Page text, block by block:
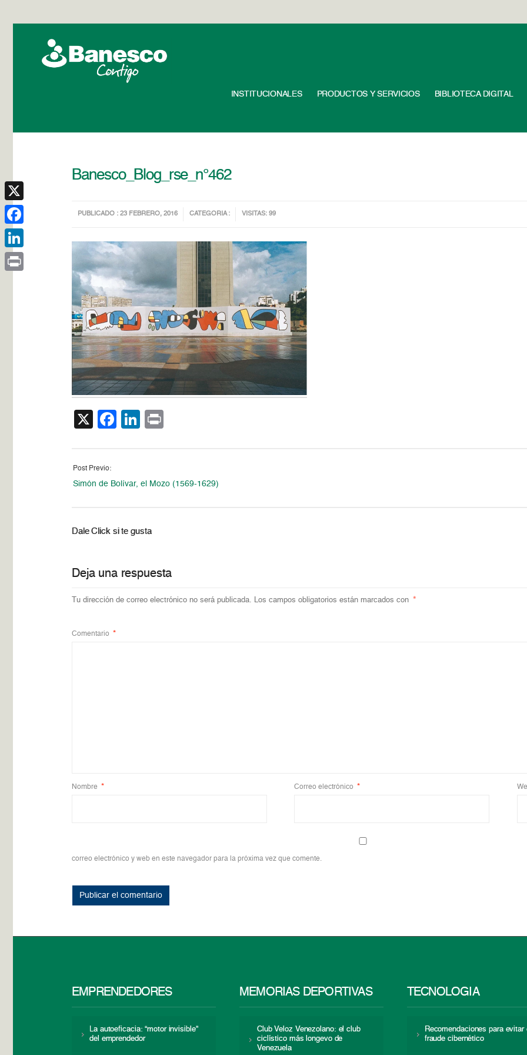
INSTITUCIONALES PRODUCTOS Y SERVICIOS BIBLIOTECA DIGITAL
Banesco_Blog_rse_n°462
PUBLICADO : 23 FEBRERO, 2016 CATEGORIA : VISITAS: 99
X Facebook
LinkedIn
Post Previo:
Simón de Bolívar, el Mozo (1569-1629)
Dale Click si te gusta
Deja una respuesta
Tu dirección de correo electrónico no será publicada. Los campos obligatorios están marcados con *
Comentario *
Nombre * Correo electrónico *
correo electrónico y web en este navegador para la próxima vez que comente.
EMPRENDEDORES
La autoeficacia: “motor invisible”
del emprendedor
MEMORIAS DEPORTIVAS
Club Veloz Venezolano: el club
ciclístico más longevo de
Venezuela
TECNOLOGÍA
Recomendaciones para evitar
fraude cibernético
X
Facebook
LinkedIn